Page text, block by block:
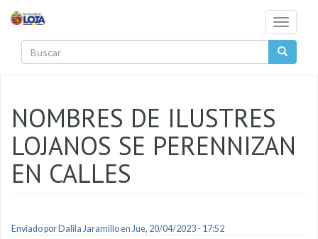
Toggle
NOMBRES DE ILUSTRES
LOJANOS SE PERENNIZAN
EN CALLES
Enviado por Dalila Jaramilloen Jue, 20/04/2023 - 17:52